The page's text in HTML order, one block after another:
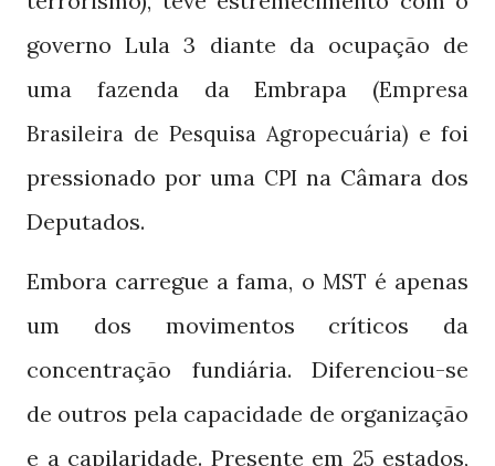
governo Lula 3 diante da ocupação de
uma fazenda da Embrapa (Empresa
Brasileira de Pesquisa Agropecuária) e foi
pressionado por uma CPI na Câmara dos
Deputados.
Embora carregue a fama, o MST é apenas
um dos movimentos críticos da
concentração fundiária. Diferenciou-se
de outros pela capacidade de organização
e a capilaridade. Presente em 25 estados,